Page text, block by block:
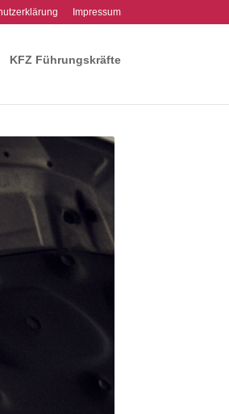
Impressum
KFZ Führungskräfte